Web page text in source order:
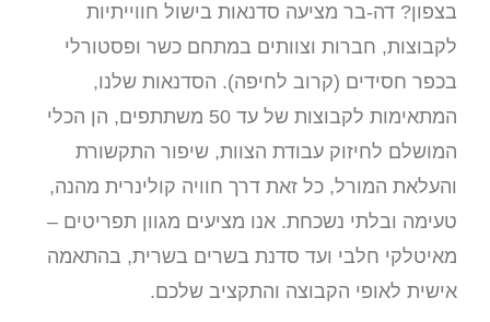
בצפון? דה-בר מציעה סדנאות בישול חווייתיות
לקבוצות, חברות וצוותים במתחם כשר ופסטורלי
בכפר חסידים (קרוב לחיפה). הסדנאות שלנו,
המתאימות לקבוצות של עד 50 משתתפים, הן הכלי
המושלם לחיזוק עבודת הצוות, שיפור התקשורת
והעלאת המורל, כל זאת דרך חוויה קולינרית מהנה,
טעימה ובלתי נשכחת. אנו מציעים מגוון תפריטים –
מאיטלקי חלבי ועד סדנת בשרים בשרית, בהתאמה
אישית לאופי הקבוצה והתקציב שלכם.